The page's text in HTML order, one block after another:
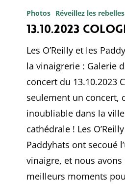
Cologne
Photos Réveillez les rebelles
13.10.2023
Les O’Reilly et les
la vinaigrerie : Galerie
concert du 13.10.2023
seulement un concert,
inoubliable dans la
cathédrale ! Les
Paddyhats ont secoué
vinaigre, et nous avons
meilleurs moments